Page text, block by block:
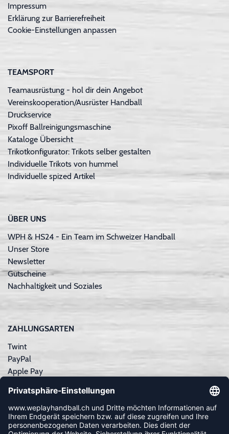
Impressum
Erklärung zur Barrierefreiheit
Cookie-Einstellungen anpassen
TEAMSPORT
Teamausrüstung - hol dir dein Angebot
Vereinskooperation/Ausrüster Handball
Druckservice
Pixoff Ballreinigungsmaschine
Kataloge Übersicht
Trikotkonfigurator: Trikots selber gestalten
Individuelle Trikots von hummel
Individuelle spized Artikel
ÜBER UNS
WPH & HS24 - Ein Team im Schweizer Handball
Unser Store
Newsletter
Gutscheine
Nachhaltigkeit und Soziales
ZAHLUNGSARTEN
Twint
PayPal
Apple Pay
Kreditkarte
Rechnungskauf